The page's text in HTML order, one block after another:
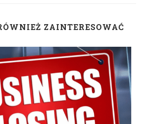
ZAINTERESOWAĆ